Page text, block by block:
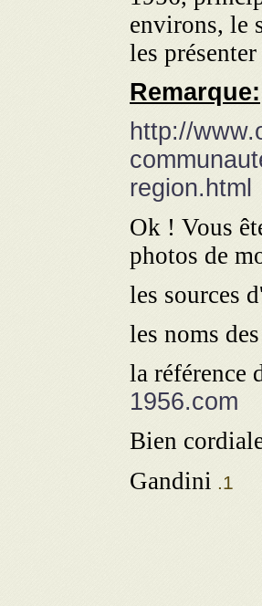
environs, le
les
Remarque:
http://
region.html
Ok ! Vous
photos de
1956.com
Bien
Gandini